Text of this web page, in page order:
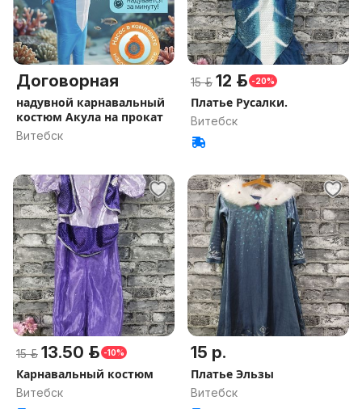
Договорная
надувной карнавальный
костюм Акула на прокат
Витебск
15 р. 12 р. -20%
Платье Русалки.
Витебск
15 р. 13.50 р. -10%
Карнавальный костюм
Витебск
15 р.
Платье Эльзы
Витебск